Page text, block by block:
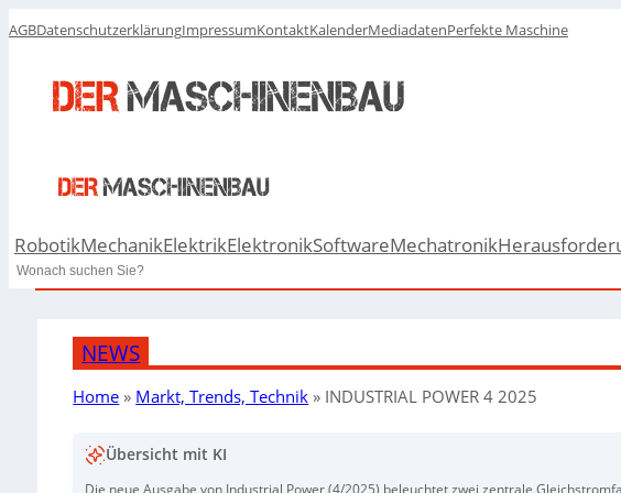
AGBDatenschutzerklärungImpressumKontaktKalenderMediadatenPerfekte Maschine
RobotikMechanikElektrikElektronikSoftwareMechatronik
Search
NEWS
Home » Markt, Trends, Technik » INDUSTRIAL POWER 4 2025
Übersicht mit KI
Die neue Ausgabe von Industrial Power (4/2025) beleuchtet zwei zentrale